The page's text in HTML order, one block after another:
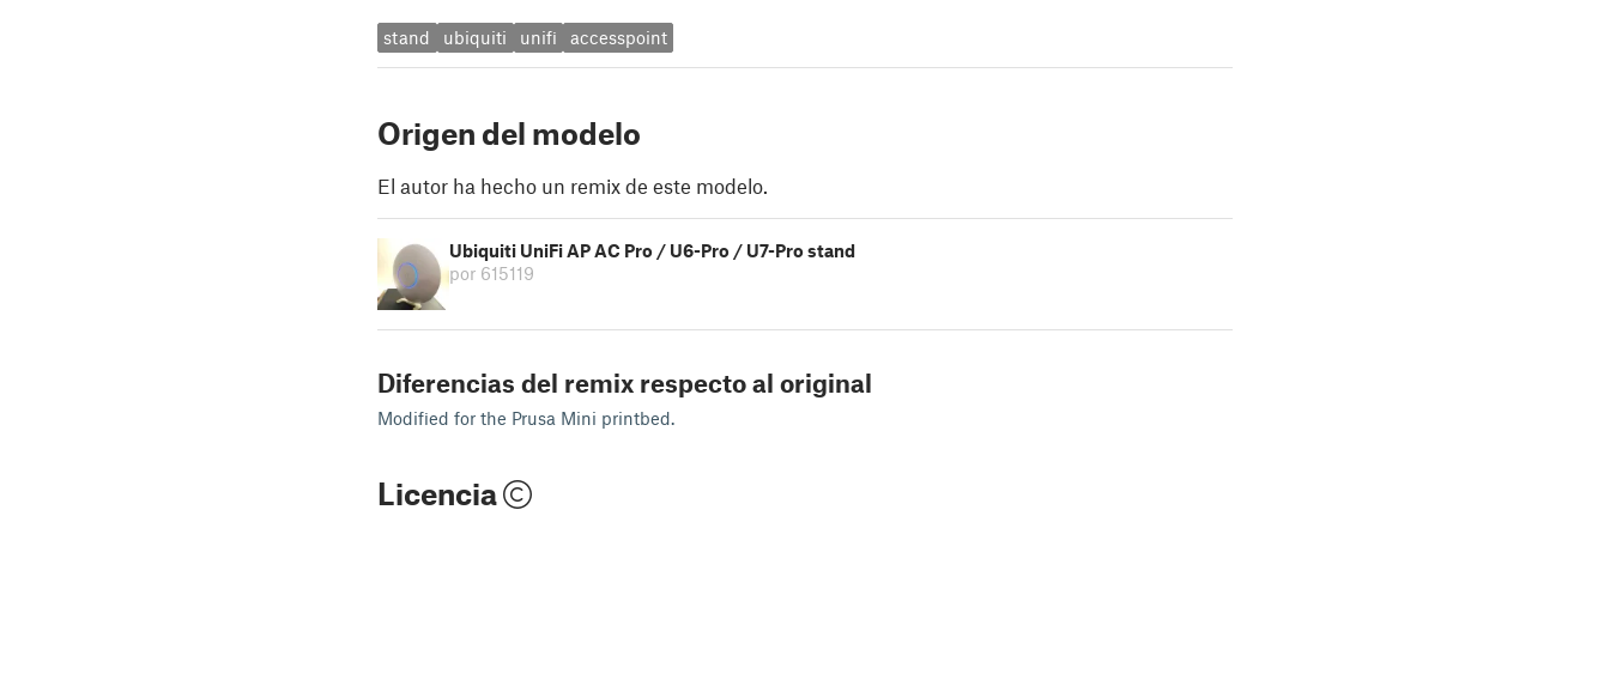
stand ubiquiti unifi accesspoint
Origen del modelo
El autor ha hecho un remix de este modelo.
Ubiquiti UniFi AP AC Pro / U6-Pro / U7-Pro stand
por 615119
Diferencias del remix respecto al original
Modified for the Prusa Mini printbed.
Licencia